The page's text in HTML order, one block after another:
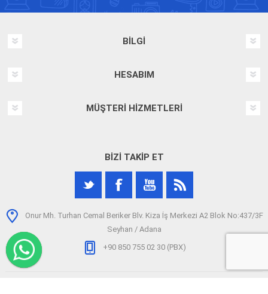
BILGI
HESABIM
MÜŞTERI HIZMETLERI
BIZI TAKIP ET
Onur Mh. Turhan Cemal Beriker Blv. Kiza İş Merkezi A2 Blok No:437/3F
Seyhan / Adana
+90 850 755 02 30 (PBX)